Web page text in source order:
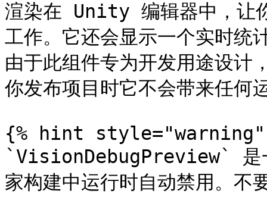
渲染在 Unity 编辑器中，让
工作。它还会显示一个实时统
由于此组件专为开发用途设计
你发布项目时它不会带来任何
{% hint style="warning"
`VisionDebugPreview` 是
家构建中运行时自动禁用。